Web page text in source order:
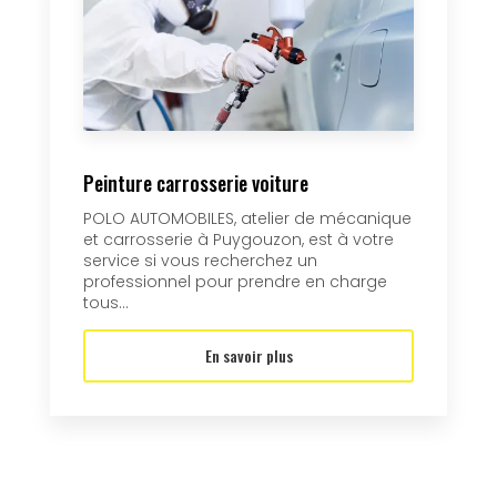
Peinture carrosserie voiture
POLO AUTOMOBILES, atelier de mécanique
et carrosserie à Puygouzon, est à votre
service si vous recherchez un
professionnel pour prendre en charge
tous...
En savoir plus